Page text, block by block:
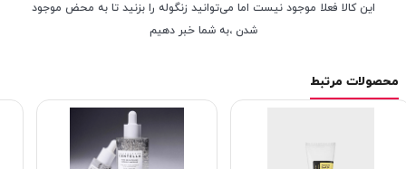
این کالا فعلا موجود نیست اما می‌توانید زنگوله را بزنید تا به محض موجود
شدن ،به شما خبر دهیم
محصولات مرتبط